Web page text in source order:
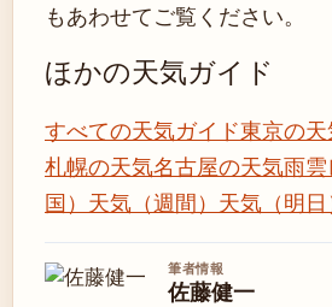
もあわせてご覧ください。
ほかの天気ガイド
すべての天気ガイド東京の
札幌の天気名古屋の天気雨
国） 天気（週間） 天気（明日
筆者情報
佐藤健一